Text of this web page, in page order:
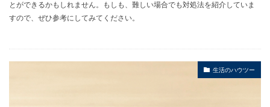
とができるかもしれません。もしも、難しい場合でも対処法を紹介していま
すので、ぜひ参考にしてみてください。
生活のハウツー